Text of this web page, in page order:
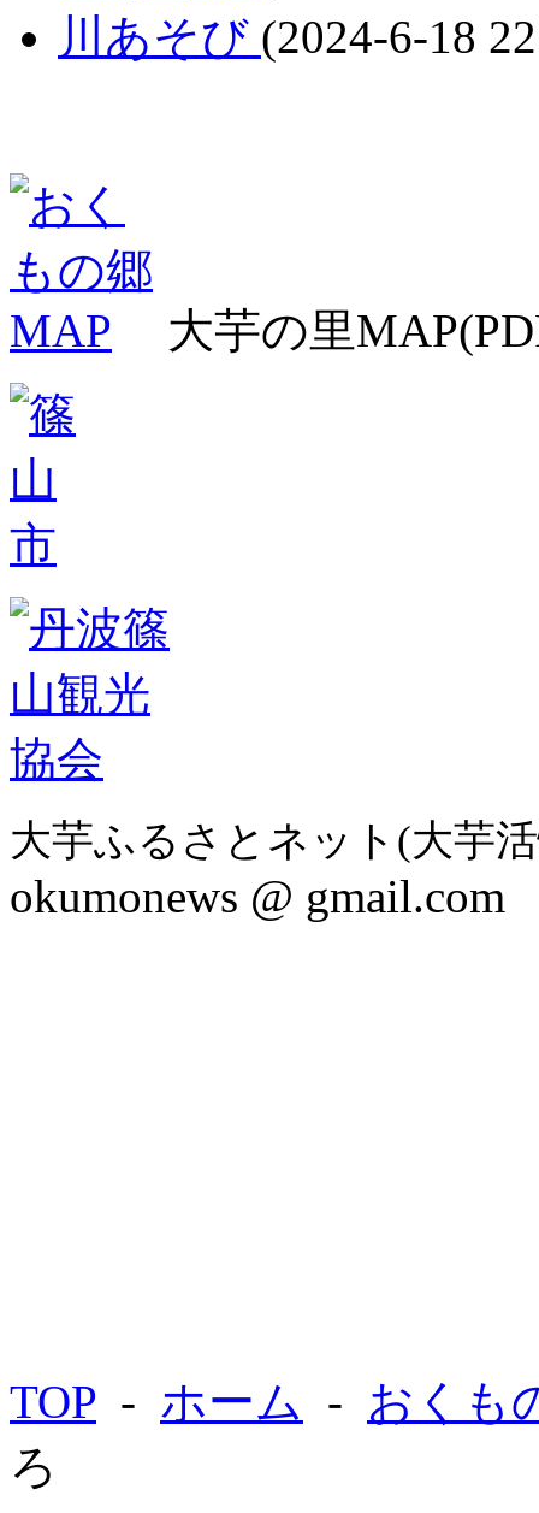
川あそび (2024-6-18
大芋の里
大芋ふるさとネット(大芋
okumonews @ gmail.com
TOP - ホーム - おくも
ろ